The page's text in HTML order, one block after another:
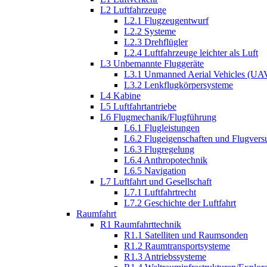
L2 Luftfahrzeuge
L2.1 Flugzeugentwurf
L2.2 Systeme
L2.3 Drehflügler
L2.4 Luftfahrzeuge leichter als Luft
L3 Unbemannte Fluggeräte
L3.1 Unmanned Aerial Vehicles
L3.2 Lenkflugkörpersysteme
L4 Kabine
L5 Luftfahrtantriebe
L6 Flugmechanik/Flugführung
L6.1 Flugleistungen
L6.2 Flugeigenschaften und
L6.3 Flugregelung
L6.4 Anthropotechnik
L6.5 Navigation
L7 Luftfahrt und Gesellschaft
L7.1 Luftfahrtrecht
L7.2 Geschichte der Luftfahrt
Raumfahrt
R1 Raumfahrttechnik
R1.1 Satelliten und Raumsonden
R1.2 Raumtransportsysteme
R1.3 Antriebssysteme